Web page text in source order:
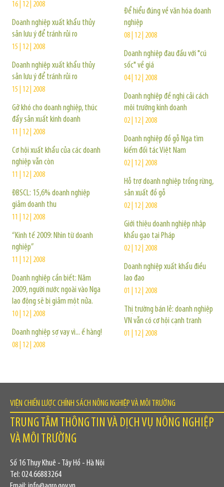
16 | 12 | 2008
Doanh nghiệp xuất khẩu thủy
sản lưu ý để tránh rủi ro
15 | 12 | 2008
Doanh nghiệp xuất khẩu thủy
sản lưu ý để tránh rủi ro
15 | 12 | 2008
Gỡ khó cho doanh nghiệp, thúc
đẩy sản xuất kinh doanh
11 | 12 | 2008
Cơ hội xuất khẩu của các doanh
nghiệp vẫn còn
11 | 12 | 2008
ĐBSCL: 15,6% doanh nghiệp
giảm doanh thu
11 | 12 | 2008
“Kinh tế 2009: Nhìn từ doanh
nghiệp”
11 | 12 | 2008
Doanh nghiệp cần biết: Năm
2009, người nước ngoài vào Nga
lao động sẽ bị giảm một nửa.
10 | 12 | 2008
Doanh nghiệp sợ vay vì... ế hàng!
08 | 12 | 2008
Để hiểu đúng về văn hóa doanh
nghiệp
08 | 12 | 2008
Doanh nghiệp đau đầu với "cú
sốc" về giá
04 | 12 | 2008
Doanh nghiệp đề nghị cải cách
môi trường kinh doanh
02 | 12 | 2008
Doanh nghiệp đồ gỗ Nga tìm
kiếm đối tác Việt Nam
02 | 12 | 2008
Hỗ trợ doanh nghiệp trồng rừng,
sản xuất đồ gỗ
02 | 12 | 2008
Giới thiệu doanh nghiệp nhập
khẩu gạo tại Pháp
02 | 12 | 2008
Doanh nghiệp xuất khẩu điều
lao đao
01 | 12 | 2008
Thị trường bán lẻ: doanh nghiệp
VN vẫn có cơ hội cạnh tranh
01 | 12 | 2008
VIỆN CHIẾN LƯỢC CHÍNH SÁCH NÔNG NGHIỆP VÀ MÔI TRƯỜNG
TRUNG TÂM THÔNG TIN VÀ DỊCH VỤ NÔNG NGHIỆP
VÀ MÔI TRƯỜNG
Số 16 Thụy Khuê - Tây Hồ - Hà Nội
Tel: 024.66883264